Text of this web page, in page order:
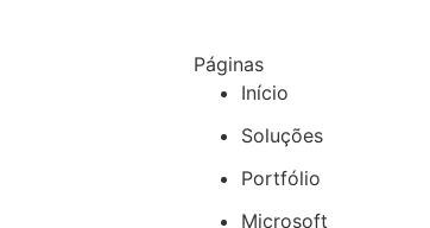
Páginas
Início
Soluções
Portfólio
Microsoft